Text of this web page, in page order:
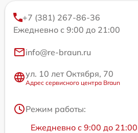
+7 (381) 267-86-36
Ежедневно с 9:00 до 21:00
info@re-braun.ru
ул. 10 лет Октября, 70
Адрес сервисного центра Braun
Режим работы:
Ежедневно с 9:00 до 21:00